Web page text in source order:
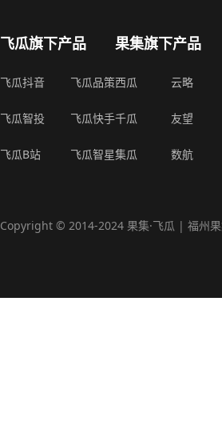
飞瓜旗下产品
飞瓜抖音 飞瓜品策
飞瓜智投 飞瓜快手
飞瓜B站 飞瓜智星
果集旗下产品
西瓜 云略
千瓜 友望
集瓜 数航
Copyright © 2014-2024 果集·飞瓜 | 福州